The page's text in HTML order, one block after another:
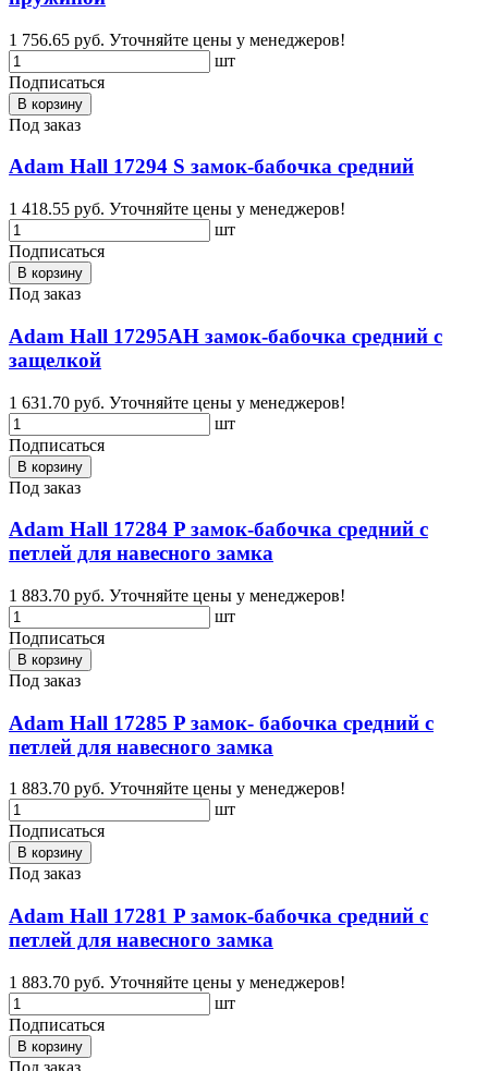
1 756.65 руб. Уточняйте цены у менеджеров!
шт
Подписаться
В корзину
Под заказ
Adam Hall 17294 S замок-бабочка средний
1 418.55 руб. Уточняйте цены у менеджеров!
шт
Подписаться
В корзину
Под заказ
Adam Hall 17295AH замок-бабочка средний с
защелкой
1 631.70 руб. Уточняйте цены у менеджеров!
шт
Подписаться
В корзину
Под заказ
Adam Hall 17284 P замок-бабочка средний с
петлей для навесного замка
1 883.70 руб. Уточняйте цены у менеджеров!
шт
Подписаться
В корзину
Под заказ
Adam Hall 17285 P замок- бабочка средний с
петлей для навесного замка
1 883.70 руб. Уточняйте цены у менеджеров!
шт
Подписаться
В корзину
Под заказ
Adam Hall 17281 P замок-бабочка средний с
петлей для навесного замка
1 883.70 руб. Уточняйте цены у менеджеров!
шт
Подписаться
В корзину
Под заказ